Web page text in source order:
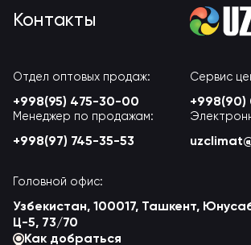
Контакты
Отдел оптовых продаж:
+998(95) 475-30-00
Сервис
+998(90)
Менеджер по продажам:
+998(97) 745-35-53
Головной офис:
Узбекистан, 100017, Ташкент,
Ц-5, 73/70
Как добраться